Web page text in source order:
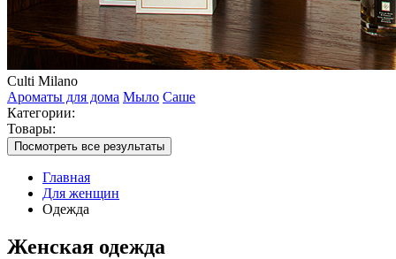
Culti Milano
Ароматы для дома Мыло Саше
Категории:
Товары:
Посмотреть все результаты
Главная
Для женщин
Одежда
Женская одежда